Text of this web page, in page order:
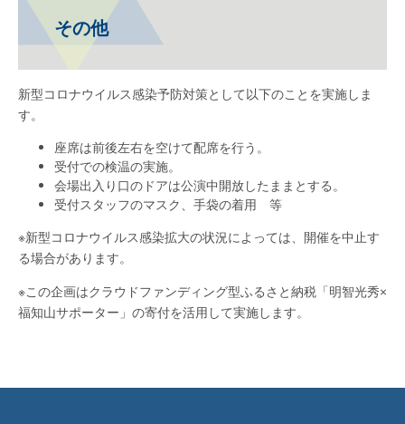
その他
新型コロナウイルス感染予防対策として以下のことを実施しま
す。
座席は前後左右を空けて配席を行う。
受付での検温の実施。
会場出入り口のドアは公演中開放したままとする。
受付スタッフのマスク、手袋の着用 等
※新型コロナウイルス感染拡大の状況によっては、開催を中止す
る場合があります。
※この企画はクラウドファンディング型ふるさと納税「明智光秀×
福知山サポーター」の寄付を活用して実施します。